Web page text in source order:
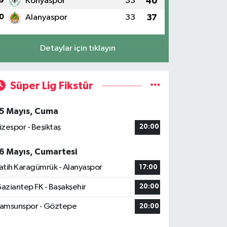
Alanyaspor 33 37
Detaylar için tıklayın
Süper Lig Fikstür
Mayıs, Cuma
- Beşiktaş
20:00
Mayıs, Cumartesi
Karagümrük - Alanyaspor
17:00
FK - Başakşehir 20:00
- Göztepe 20:00